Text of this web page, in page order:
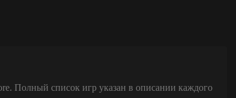
Полный список игр указан в описании каждого